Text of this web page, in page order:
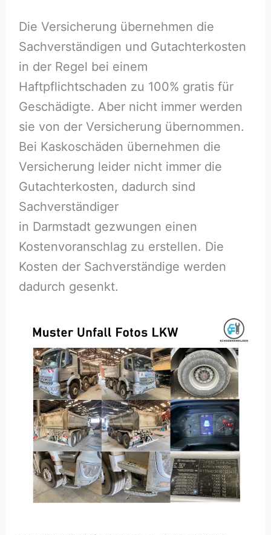
Die Versicherung übernehmen die
Sachverständigen und Gutachterkosten
in der Regel bei einem
Haftpflichtschaden zu 100% gratis für
Geschädigte. Aber nicht immer werden
sie von der Versicherung übernommen.
Bei Kaskoschäden übernehmen die
Versicherung leider nicht immer die
Gutachterkosten, dadurch sind
Sachverständiger
in Darmstadt gezwungen einen
Kostenvoranschlag zu erstellen. Die
Kosten der Sachverständige werden
dadurch gesenkt.